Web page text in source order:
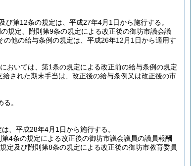
第12条の規定は、平成27年4月1日から施行する。
規定、附則第9条の規定による改正後の御坊市議会議
他の給与条例の規定は、平成26年12月1日から適用す
おいては、第1条の規定による改正前の給与条例の規定
された期末手当は、改正後の給与条例又は改正後の市
。
、平成28年4月1日から施行する。
4条の規定による改正後の御坊市議会議員の議員報酬
定及び附則第8条の規定による改正後の御坊市教育委員